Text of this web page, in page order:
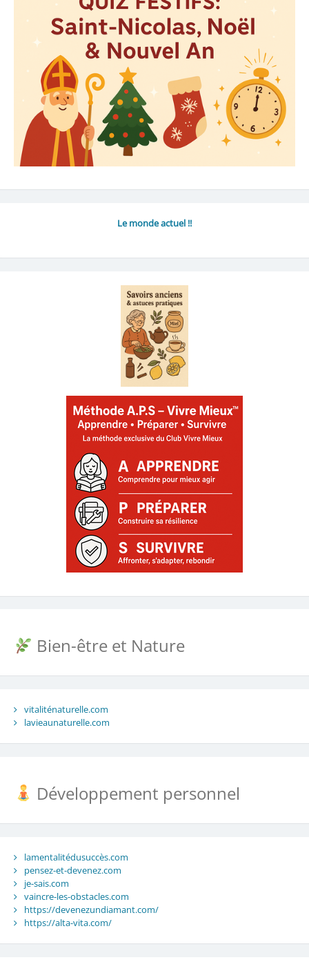
Le monde actuel !!
Bien-être et Nature
vitaliténaturelle.com
lavieaunaturelle.com
Développement personnel
lamentalitédusuccès.com
pensez-et-devenez.com
je-sais.com
vaincre-les-obstacles.com
https://devenezundiamant.com/
https://alta-vita.com/